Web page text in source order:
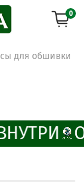
0
для обшивки